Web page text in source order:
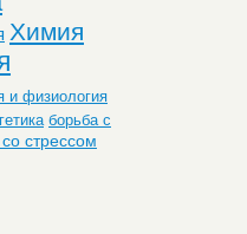
Химия
и физиология
борьба с
стрессом